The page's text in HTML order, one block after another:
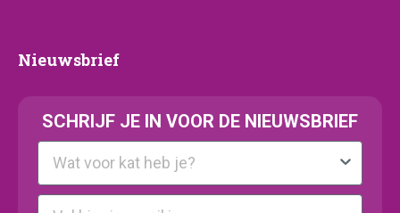
Nieuwsbrief
Nieuwsbrief
SCHRIJF JE IN VOOR DE NIEUWSBRIEF
Kattenras
E-mail